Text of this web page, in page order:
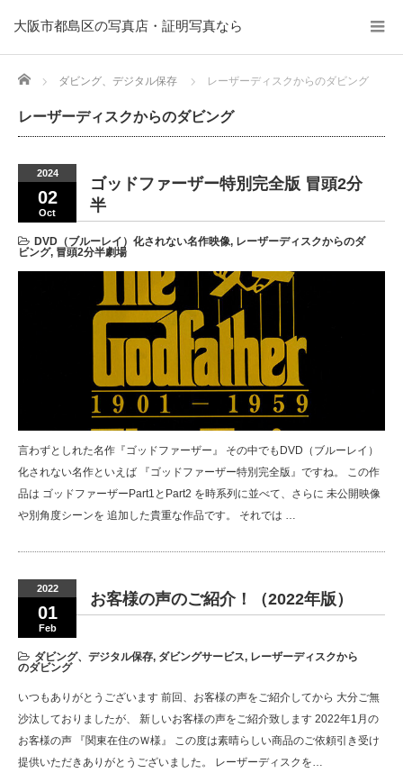
大阪市都島区の写真店・証明写真なら
Home ダビング、デジタル保存 レーザーディスクからのダビング
レーザーディスクからのダビング
2024
02
Oct
ゴッドファーザー特別完全版 冒頭2分
半
DVD（ブルーレイ）化されない名作映像, レーザーディスクからのダ
ビング, 冒頭2分半劇場
言わずとしれた名作『ゴッドファーザー』 その中でもDVD（ブルーレイ）
化されない名作といえば 『ゴッドファーザー特別完全版』ですね。 この作
品は ゴッドファーザーPart1とPart2 を時系列に並べて、さらに 未公開映像
や別角度シーンを 追加した貴重な作品です。 それでは …
2022
01
Feb
お客様の声のご紹介！（2022年版）
ダビング、デジタル保存, ダビングサービス, レーザーディスクから
のダビング
いつもありがとうございます 前回、お客様の声をご紹介してから 大分ご無
沙汰しておりましたが、 新しいお客様の声をご紹介致します 2022年1月の
お客様の声 『関東在住のＷ様』 この度は素晴らしい商品のご依頼引き受け
提供いただきありがとうございました。 レーザーディスクを…